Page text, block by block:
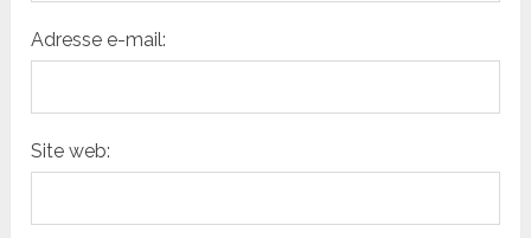
Adresse e-mail:
Site web: